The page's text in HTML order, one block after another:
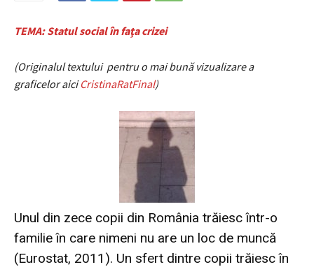
TEMA: Statul social în faţa crizei
(Originalul textului pentru o mai bună vizualizare a
graficelor aiciCristinaRatFinal)
Unul din zece copii din România trăiesc într-o
familie în care nimeni nu are un loc de muncă
(Eurostat, 2011). Un sfert dintre copii trăiesc în